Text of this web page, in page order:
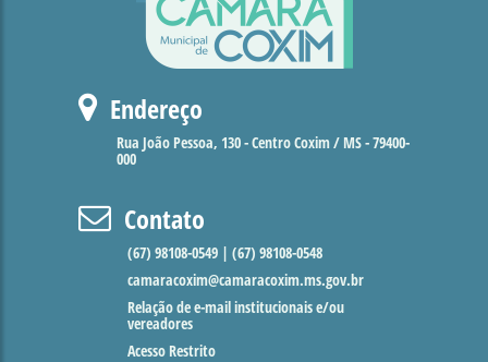
Endereço
Rua João Pessoa, 130 - Centro Coxim / MS - 79400-
000
Contato
(67) 98108-0549 | (67) 98108-0548
camaracoxim@camaracoxim.ms.gov.br
Relação de e-mail institucionais e/ou
vereadores
Acesso Restrito